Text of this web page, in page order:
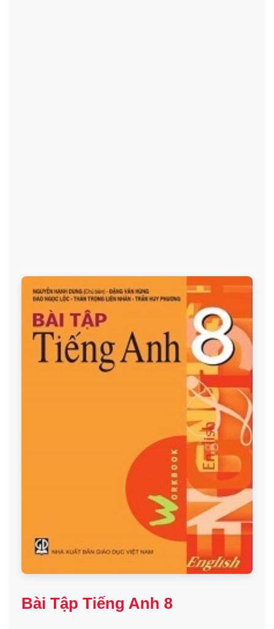
Bài Tập Tiếng Anh 8